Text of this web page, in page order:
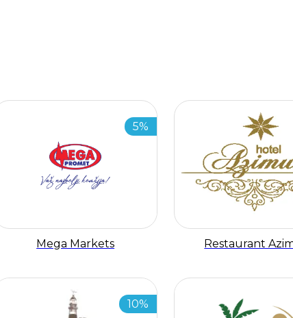
5%
Mega Markets Restaurant
10%